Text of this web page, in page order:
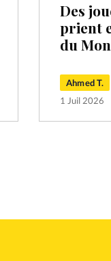
Des
prient
du
Ahmed T.
1 Juil 2026